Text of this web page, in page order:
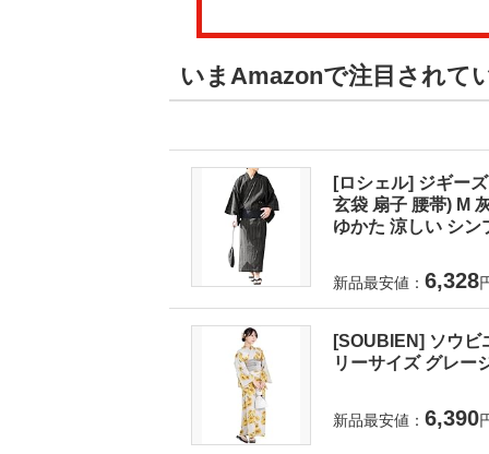
いまAmazonで注目されて
[ロシェル] ジギー
玄袋 扇子 腰帯) M
ゆかた 涼しい シン
新品最安値： 6,328
[SOUBIEN] ソウビ
リーサイズ グレー
新品最安値： 6,390